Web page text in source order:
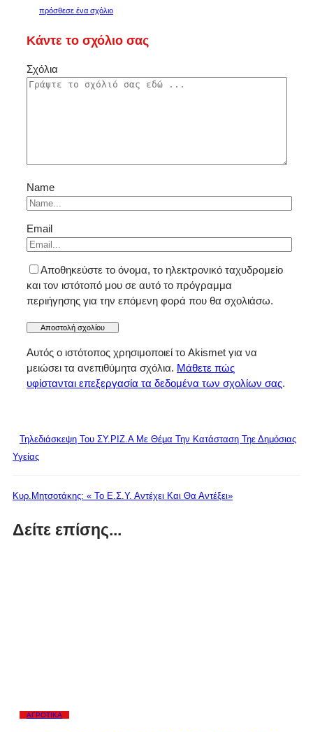
πρόσθεσε ένα σχόλιο
Κάντε το σχόλιο σας
Σχόλια
Name
Email
Αποθηκεύστε το όνομα, το ηλεκτρονικό ταχυδρομείο
και τον ιστότοπό μου σε αυτό το πρόγραμμα
περιήγησης για την επόμενη φορά που θα σχολιάσω.
Αυτός ο ιστότοπος χρησιμοποιεί το Akismet για να
μειώσει τα ανεπιθύμητα σχόλια. Μάθετε πώς
υφίστανται επεξεργασία τα δεδομένα των σχολίων σας.
Τηλεδιάσκεψη Του ΣΥ.ΡΙΖ.Α Με Θέμα Την Κατάσταση Τηε Δημόσιας
Υγείας
Κυρ.Μητσοτάκης: « Το Ε.Σ.Υ. Αντέχει Και Θα Αντέξει»
Δείτε επίσης...
ΑΓΡΟΤΙΚΆ